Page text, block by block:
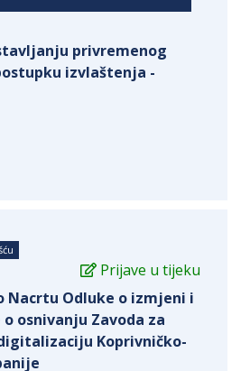
privremenog
izvlaštenja -
Prijave u tijeku
Nacrtu Odluke o izmjeni i
osnivanju Zavoda za
Koprivničko-